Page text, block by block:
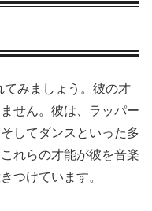
てみましょう。彼の才
せん。彼は、ラッパー
してダンスといった多
れらの才能が彼を音楽
つけています。